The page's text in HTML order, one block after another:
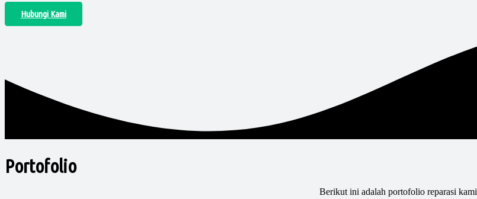
Hubungi Kami
Portofolio
Berikut ini adalah portofolio reparasi kami